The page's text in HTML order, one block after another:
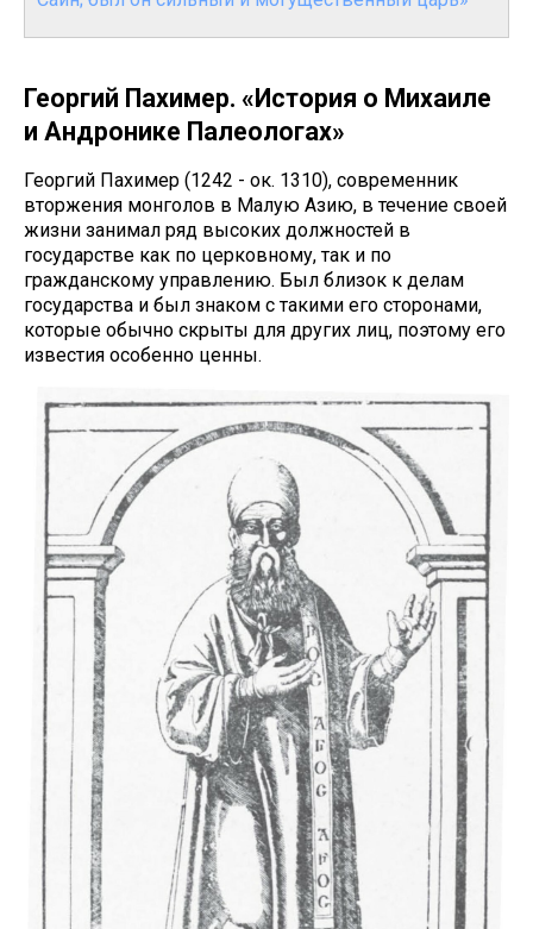
Георгий Пахимер. «История о Михаиле
и Андронике Палеологах»
Георгий Пахимер (1242 - ок. 1310), современник
вторжения монголов в Малую Азию, в течение своей
жизни занимал ряд высоких должностей в
государстве как по церковному, так и по
гражданскому управлению. Был близок к делам
государства и был знаком с такими его сторонами,
которые обычно скрыты для других лиц, поэтому его
известия особенно ценны.